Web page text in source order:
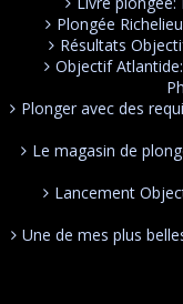
Plongée
Résultats
Objectif
Plonger avec des
Le magasin de
Lancement
Une de mes plus